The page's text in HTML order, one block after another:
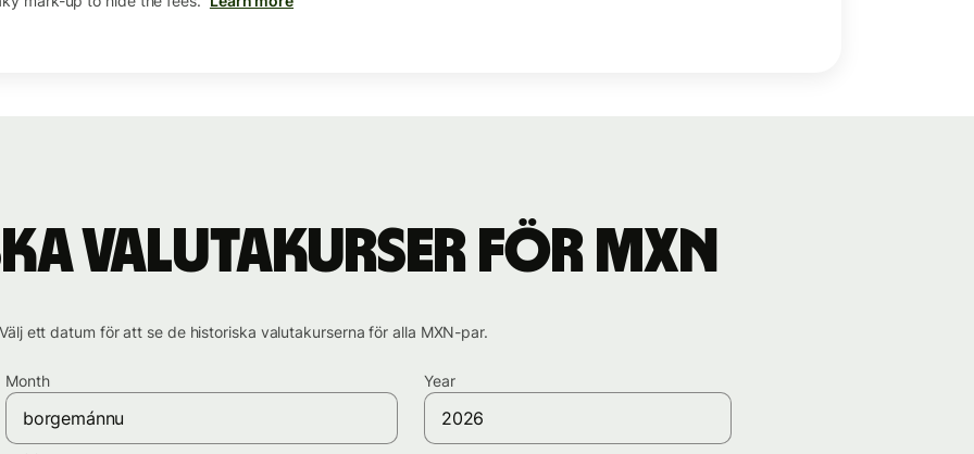
valutakurser för MXN
Välj ett datum för att se de historiska valutakurserna för alla MXN-par.
Month
borgemánnu
Year